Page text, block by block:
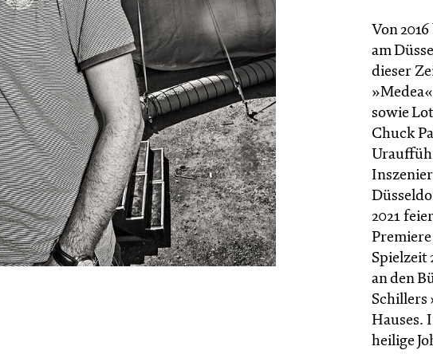
Von
am
dieser
sowie
Chuck
2021
Spielzeit
an den
Schillers
Hauses.
heilige